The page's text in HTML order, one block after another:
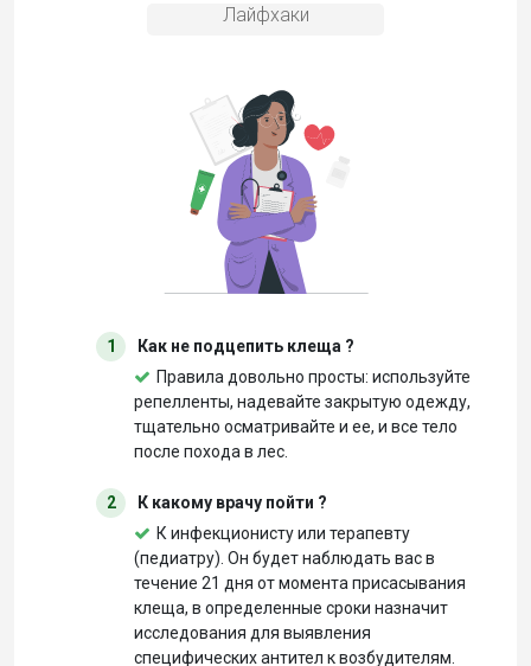
1
Как не подцепить клеща ?
Правила довольно просты: используйте
репелленты, надевайте закрытую одежду,
тщательно осматривайте и ее, и все тело
после похода в лес.
2
К какому врачу пойти ?
К инфекционисту или терапевту
(педиатру). Он будет наблюдать вас в
течение 21 дня от момента присасывания
клеща, в определенные сроки назначит
исследования для выявления
специфических антител к возбудителям.
Лайфхаки